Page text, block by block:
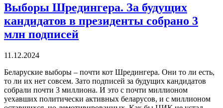
Выборы Шредингера. За будущих
кандидатов в президенты собрано 3
млн подписей
11.12.2024
Беларуские выборы – почти кот Шредингера. Они то ли есть,
то ли их нет совсем. Зато подписей за будущих кандидатов
собрали почти 3 миллиона. И это с почти миллионом
уехавших политически активных беларусов, и с миллионом